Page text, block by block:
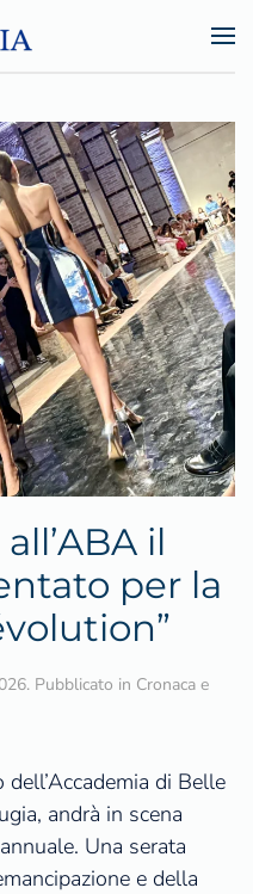
il
per la
. Pubblicato in Cronaca e
di Belle
andrà in scena
Una serata
e della